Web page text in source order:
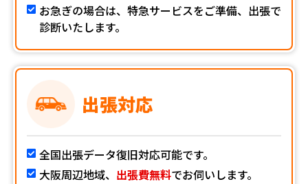
お急ぎの場合は、特急サービスをご準備、出張で
診断いたします。
出張対応
全国出張データ復旧対応可能です。
大阪周辺地域、 出張費無料でお伺いします。